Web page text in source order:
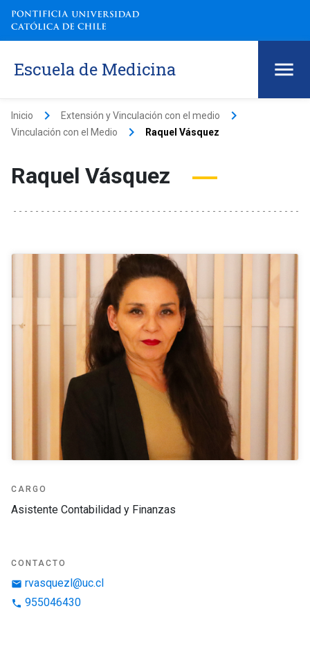
Escuela de Medicina
Inicio keyboard_arrow_right Extensión y Vinculación con el medio keyboard_arrow_right
Vinculación con el Medio keyboard_arrow_right Raquel Vásquez
Raquel Vásquez
CARGO
Asistente Contabilidad y Finanzas
CONTACTO
email rvasquezl@uc.cl
phone 955046430